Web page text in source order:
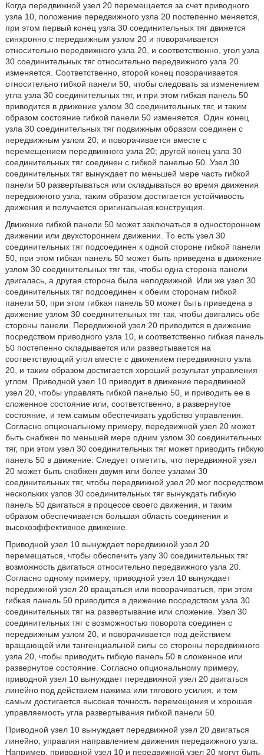
Когда передвижной узел 20 перемещается за счет приводного
узла 10, положение передвижного узла 20 постепенно меняется,
при этом первый конец узла 30 соединительных тяг движется
синхронно с передвижным узлом 20 и поворачивается
относительно передвижного узла 20, и соответственно, угол узла
30 соединительных тяг относительно передвижного узла 20
изменяется. Соответственно, второй конец поворачивается
относительно гибкой панели 50, чтобы следовать за изменением
угла узла 30 соединительных тяг, и при этом гибкая панель 50
приводится в движение узлом 30 соединительных тяг, и таким
образом состояние гибкой панели 50 изменяется. Один конец
узла 30 соединительных тяг подвижным образом соединен с
передвижным узлом 20, и поворачивается вместе с
перемещением передвижного узла 20; другой конец узла 30
соединительных тяг соединен с гибкой панелью 50. Узел 30
соединительных тяг вынуждает по меньшей мере часть гибкой
панели 50 развертываться или складываться во время движения
передвижного узла, таким образом достигается устойчивость
движения и получается оригинальная конструкция.
Движение гибкой панели 50 может заключаться в одностороннем
движении или двухстороннем движении. То есть узел 30
соединительных тяг подсоединен к одной стороне гибкой панели
50, при этом гибкая панель 50 может быть приведена в движение
узлом 30 соединительных тяг так, чтобы одна сторона панели
двигалась, а другая сторона была неподвижной. Или же узел 30
соединительных тяг подсоединен к обеим сторонам гибкой
панели 50, при этом гибкая панель 50 может быть приведена в
движение узлом 30 соединительных тяг так, чтобы двигались обе
стороны панели. Передвижной узел 20 приводится в движение
посредством приводного узла 10, и соответственно гибкая панель
50 постепенно складывается или развертывается на
соответствующий угол вместе с движением передвижного узла
20, и таким образом достигается хороший результат управления
углом. Приводной узел 10 приводит в движение передвижной
узел 20, чтобы управлять гибкой панелью 50, и приводить ее в
сложенное состояние или, соответственно, в развернутое
состояние, и тем самым обеспечивать удобство управления.
Согласно опциональному примеру, передвижной узел 20 может
быть снабжен по меньшей мере одним узлом 30 соединительных
тяг, при этом узел 30 соединительных тяг может приводить гибкую
панель 50 в движение. Следует отметить, что передвижной узел
20 может быть снабжен двумя или более узлами 30
соединительных тяг, чтобы передвижной узел 20 мог посредством
нескольких узлов 30 соединительных тяг вынуждать гибкую
панель 50 двигаться в процессе своего движения, и таким
образом обеспечивается большая область соединения и
высокоэффективное движение.
Приводной узел 10 вынуждает передвижной узел 20
перемещаться, чтобы обеспечить узлу 30 соединительных тяг
возможность двигаться относительно передвижного узла 20.
Согласно одному примеру, приводной узел 10 вынуждает
передвижной узел 20 вращаться или поворачиваться, при этом
гибкая панель 50 приводится в движение посредством узла 30
соединительных тяг на развертывание или сложение. Узел 30
соединительных тяг с возможностью поворота соединен с
передвижным узлом 20, и поворачивается под действием
вращающей или тангенциальной силы со стороны передвижного
узла 20, чтобы приводить гибкую панель 50 в сложенное или
развернутое состояние. Согласно опциональному примеру,
приводной узел 10 вынуждает передвижной узел 20 двигаться
линейно под действием нажима или тягового усилия, и тем
самым достигается высокая точность перемещения и хорошая
управляемость угла развертывания гибкой панели 50.
Приводной узел 10 вынуждает передвижной узел 20 двигаться
линейно, управляя направлением движения передвижного узла.
Например, приводной узел 10 и передвижной узел 20 могут быть